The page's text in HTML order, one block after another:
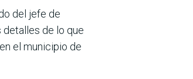
del jefe de
detalles de lo que
el municipio de